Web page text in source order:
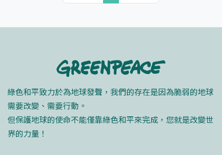
綠色和平致力於為地球發聲，我們的存在是因為脆弱的地球
需要改變、需要行動。
但保護地球的使命不能僅靠綠色和平來完成，您就是改變世
界的力量！